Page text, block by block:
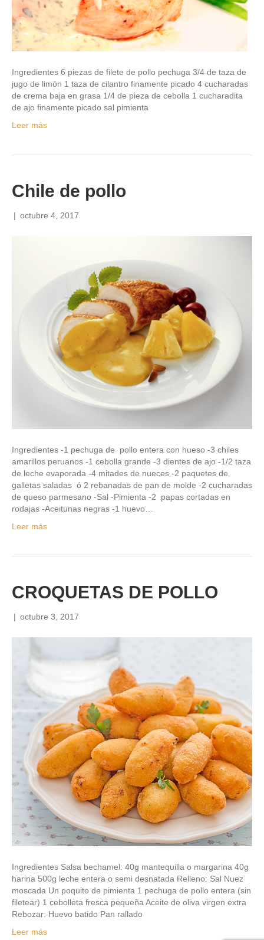
Ingredientes 6 piezas de filete de pollo pechuga 3/4 de taza de
jugo de limón 1 taza de cilantro finamente picado 4 cucharadas
de crema baja en grasa 1/4 de pieza de cebolla 1 cucharadita
de ajo finamente picado sal pimienta
Leer más
Chile de pollo
| octubre 4, 2017
Ingredientes -1 pechuga de pollo entera con hueso -3 chiles
amarillos peruanos -1 cebolla grande -3 dientes de ajo -1/2 taza
de leche evaporada -4 mitades de nueces -2 paquetes de
galletas saladas ó 2 rebanadas de pan de molde -2 cucharadas
de queso parmesano -Sal -Pimienta -2 papas cortadas en
rodajas -Aceitunas negras -1 huevo…
Leer más
CROQUETAS DE POLLO
| octubre 3, 2017
Ingredientes Salsa bechamel: 40g mantequilla o margarina 40g
harina 500g leche entera o semi desnatada Relleno: Sal Nuez
moscada Un poquito de pimienta 1 pechuga de pollo entera (sin
filetear) 1 cebolleta fresca pequeña Aceite de oliva virgen extra
Rebozar: Huevo batido Pan rallado
Leer más